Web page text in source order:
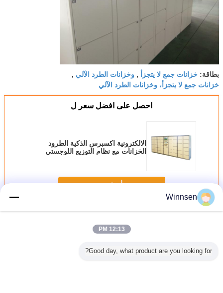
بطاقة: خزانات جمع لا يتجزأ , وخزانات الطرد الآلي ,
خزانات جمع لا يتجزأ، وخزانات الطرد الآلي
احصل على افضل سعر ل
الالكترونية اكسبرس الذكية الطرود
الخزانات مع نظام التوزيع اللوجستي
استمر
أكثرلا يتجزأ تسليم خزائن
Winnsen
12:13 PM
Good day, what product are you looking for?